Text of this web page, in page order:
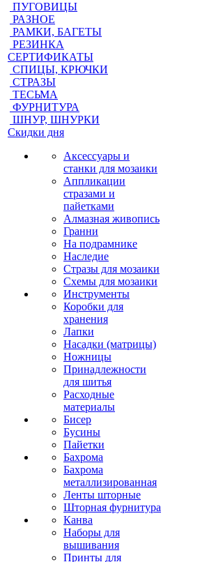
ПУГОВИЦЫ
РАЗНОЕ
РАМКИ, БАГЕТЫ
РЕЗИНКА
СЕРТИФИКАТЫ
СПИЦЫ, КРЮЧКИ
СТРАЗЫ
ТЕСЬМА
ФУРНИТУРА
ШНУР, ШНУРКИ
Скидки дня
Аксессуары и
станки для мозаики
Аппликации
стразами и
пайетками
Алмазная живопись
Гранни
На подрамнике
Наследие
Стразы для мозаики
Схемы для мозаики
Инструменты
Коробки для
хранения
Лапки
Насадки (матрицы)
Ножницы
Принадлежности
для шитья
Расходные
материалы
Бисер
Бусины
Пайетки
Бахрома
Бахрома
металлизированная
Ленты шторные
Шторная фурнитура
Канва
Наборы для
вышивания
Принты для